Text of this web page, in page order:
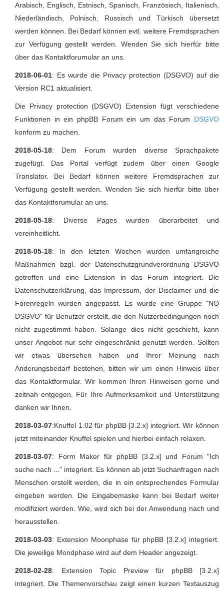
Arabisch, Englisch, Estnisch, Spanisch, Französisch, Italienisch,
Niederländisch, Polnisch, Russisch und Türkisch übersetzt
werden können. Bei Bedarf können evtl. weitere Fremdsprachen
zur Verfügung gestellt werden. Wenden Sie sich hierfür bitte
über das Kontaktforumular an uns.
2018-06-01: Es wurde die Privacy protection (DSGVO) auf die
Version RC1 aktualisiert.
Die Privacy protection (DSGVO) Extension fügt verschiedene
Funktionen in ein phpBB Forum ein um das Forum DSGVO
konform zu machen.
2018-05-18: Dem Forum wurden diverse Sprachpakete
zugefügt. Das Portal verfügt zudem über einen Google
Translator. Bei Bedarf können weitere Fremdsprachen zur
Verfügung gestellt werden. Wenden Sie sich hierfür bitte über
das Kontaktforumular an uns.
2018-05-18: Diverse Pages wurden überarbeitet und
vereinheitlicht.
2018-05-18: In den letzten Wochen wurden umfangreiche
Maßnahmen bzgl. der Datenschutzgrundverordnung DSGVO
getroffen und eine Extension in das Forum integriert. Die
Datenschutzerklärung, das Impressum, der Disclaimer und die
Forenregeln wurden angepasst. Es wurde eine Gruppe "NO
DSGVO" für Benutzer erstellt, die den Nutzerbedingungen noch
nicht zugestimmt haben. Solange dies nicht geschieht, kann
unser Angebot nur sehr eingeschränkt genutzt werden. Sollten
wir etwas übersehen haben und Ihrer Meinung nach
Änderungsbedarf bestehen, bitten wir um einen Hinweis über
das Kontaktformular. Wir kommen Ihren Hinweisen gerne und
zeitnah entgegen. Für Ihre Aufmerksamkeit und Unterstützung
danken wir Ihnen.
2018-03-07:Knuffel 1.02 für phpBB [3.2.x] integriert. Wir können
jetzt miteinander Knuffel spielen und hierbei einfach relaxen.
2018-03-07: Form Maker für phpBB [3.2.x] und Forum "Ich
suche nach ..." integriert. Es können ab jetzt Suchanfragen nach
Menschen erstellt werden, die in ein entsprechendes Formular
eingeben werden. Die Eingabemaske kann bei Bedarf weiter
modifiziert werden. Wie, wird sich bei der Anwendung nach und
herausstellen.
2018-03-03: Extension Moonphase für phpBB [3.2.x] integriert.
Die jeweilige Mondphase wird auf dem Header angezeigt.
2018-02-28: Extension Topic Preview für phpBB [3.2.x]
integriert. Die Themenvorschau zeigt einen kurzen Textauszug